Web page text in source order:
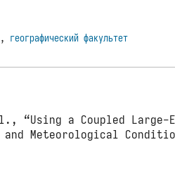
, географический факультет
a Coupled Large-
Meteorological